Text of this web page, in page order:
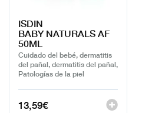
ISDIN
BABY NATURALS AF
50ML
Cuidado del bebé, dermatitis
del pañal, dermatitis del pañal,
Patologías de la piel
13,59€